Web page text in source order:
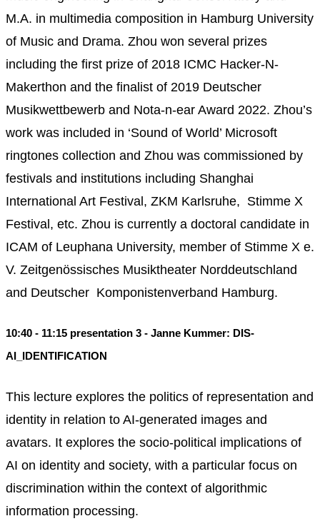
M.A. in multimedia composition in Hamburg University
of Music and Drama. Zhou won several prizes
including the first prize of 2018 ICMC Hacker-N-
Makerthon and the finalist of 2019 Deutscher
Musikwettbewerb and Nota-n-ear Award 2022. Zhou’s
work was included in ‘Sound of World’ Microsoft
ringtones collection and Zhou was commissioned by
festivals and institutions including Shanghai
International Art Festival, ZKM Karlsruhe, Stimme X
Festival, etc. Zhou is currently a doctoral candidate in
ICAM of Leuphana University, member of Stimme X e.
V. Zeitgenössisches Musiktheater Norddeutschland
and Deutscher Komponistenverband Hamburg.
10:40 - 11:15 presentation 3 - Janne Kummer: DIS-
AI_IDENTIFICATION
This lecture explores the politics of representation and
identity in relation to AI-generated images and
avatars. It explores the socio-political implications of
AI on identity and society, with a particular focus on
discrimination within the context of algorithmic
information processing.